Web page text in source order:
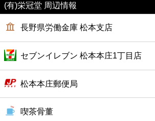
ショッピング
公共
(有)栄冠堂 周辺情報
長野県労働金庫 松本支店
セブンイレブン 松本本庄1丁目店
松本本庄郵便局
喫茶骨董